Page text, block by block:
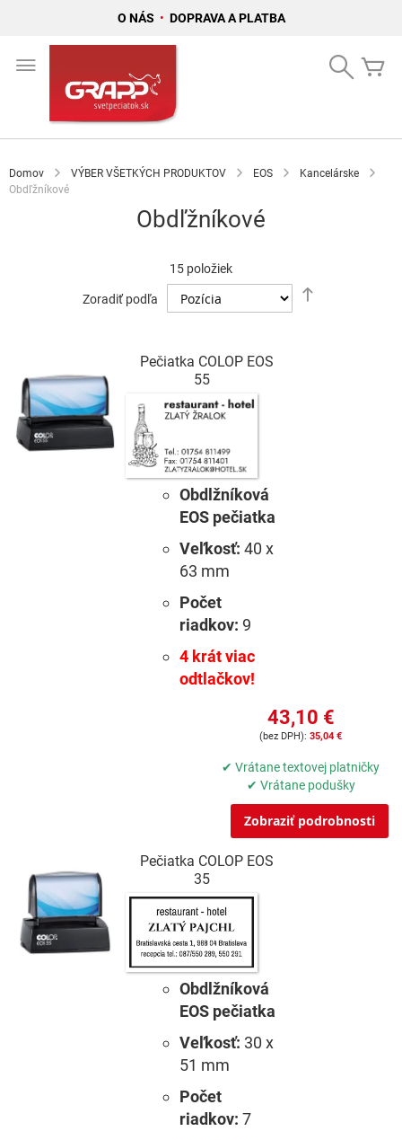
O NÁS • DOPRAVA A PLATBA
Search
Domov VÝBER VŠETKÝCH PRODUKTOV EOS
Kancelárske
Obdľžníkové
Obdľžníkové
15 položiek
Zoradiť podľa
Pečiatka COLOP EOS
55
Obdlžníková
EOS pečiatka
Veľkosť: 40 x
63 mm
Počet
riadkov: 9
4 krát viac
odtlačkov!
43,10 €
35,04 €
✔ Vrátane textovej platničky
✔ Vrátane podušky
Zobraziť podrobnosti
Pečiatka COLOP EOS
35
Obdlžníková
EOS pečiatka
Veľkosť: 30 x
51 mm
Počet
riadkov: 7